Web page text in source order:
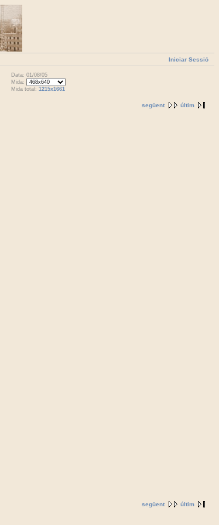
Iniciar Sessió
Data: 01/08/05
Mida:
Mida total: 1215x1661
següent últim
següent últim